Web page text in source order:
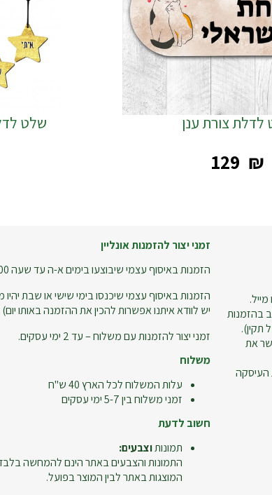
לדלת צורת ענן
‎129 ₪
בהזמנות
תקין).
את
העיסקה
זמני יצור להזמנות אונליין
הזמנות באיסוף עצמי שיבוצעו בימים א-ה עד שעה 18:00 – ניתן לאסוף ביום ההזמנה.
הזמנות באיסוף עצמי שיכנסו בימי שישי או שבת יהיו
יש לוודא איתנו אפשרות להכין את ההזמנה באותו יום)
זמני יצור להזמנות עם משלוח – עד 2 ימי עסקים.
משלוח
עלות המשלוח לכל הארץ 40 ש"ח
זמני משלוח בין 5-7 ימי עסקים
חשוב לדעת
תמונותוצבעים:
התמונות והצבעים באתר הינם להמחשה בלבד.
המוצגות באתר לבין המוצר בפועל.